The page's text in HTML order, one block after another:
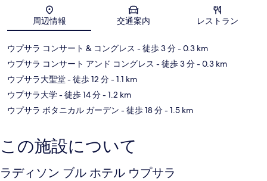
地図
周辺情報 交通案内 レストラン
ウプサラ コンサート & コングレス - 徒歩 3 分- 0.3 km
ウプサラ コンサート アンド コングレス - 徒歩 3 分- 0.3 km
ウプサラ大聖堂- 徒歩 12 分- 1.1 km
ウプサラ大学- 徒歩 14 分- 1.2 km
ウプサラ ボタニカル ガーデン - 徒歩 18 分- 1.5 km
この施設について
ラディソン ブル ホテル ウプサラ